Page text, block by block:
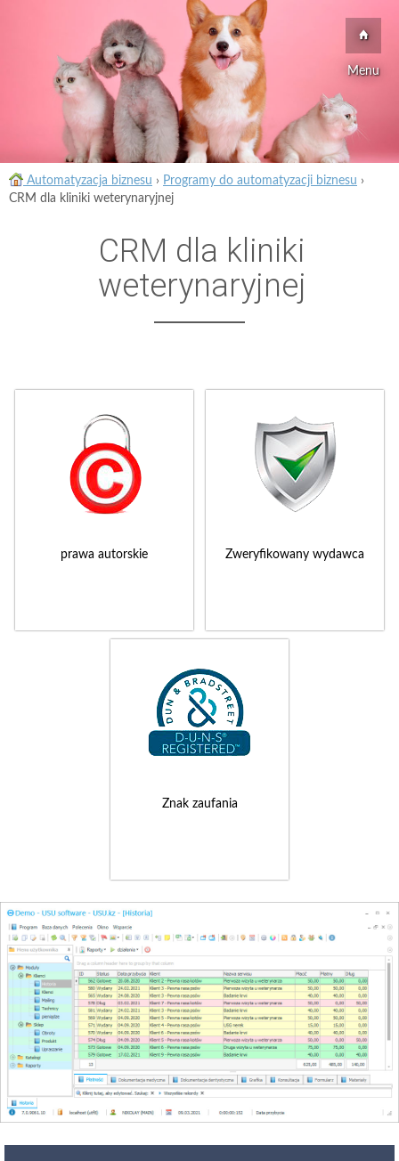
Menu
Automatyzacja biznesu › Programy do automatyzacji biznesu ›
CRM dla kliniki weterynaryjnej
CRM dla kliniki
weterynaryjnej
prawa autorskie Zweryfikowany wydawca
Znak zaufania